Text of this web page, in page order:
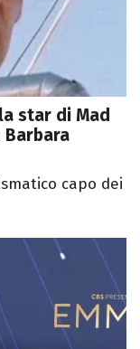
star di Mad
Barbara
capo dei